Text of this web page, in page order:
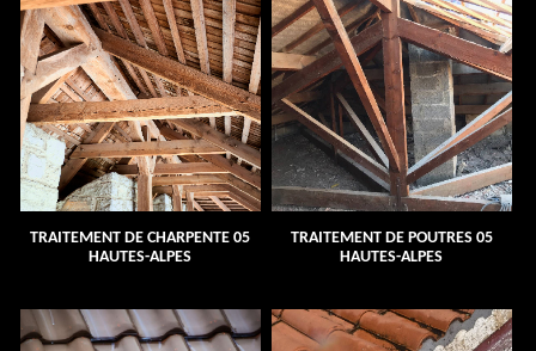
TRAITEMENT DE CHARPENTE 05
HAUTES-ALPES
TRAITEMENT DE POUTRES 05
HAUTES-ALPES